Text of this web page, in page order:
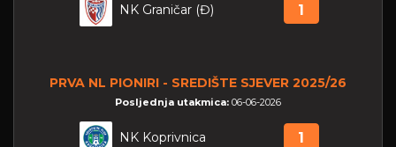
NK Graničar (Đ) 1
PRVA NL PIONIRI - SREDIŠTE SJEVER 2025/26
Posljednja utakmica: 06-06-2026
NK Koprivnica 1